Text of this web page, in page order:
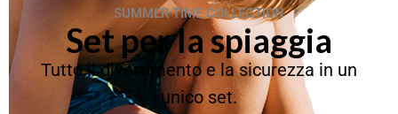
SUMMER TIME COLLECTION
Set per la spiaggia
Tutto il divertimento e la sicurezza in un
unico set.